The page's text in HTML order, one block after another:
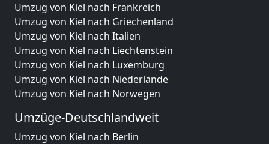
Umzug von Kiel nach Frankreich
Umzug von Kiel nach Griechenland
Umzug von Kiel nach Italien
Umzug von Kiel nach Liechtenstein
Umzug von Kiel nach Luxemburg
Umzug von Kiel nach Niederlande
Umzug von Kiel nach Norwegen
Umzüge-Deutschlandweit
Umzug von Kiel nach Berlin